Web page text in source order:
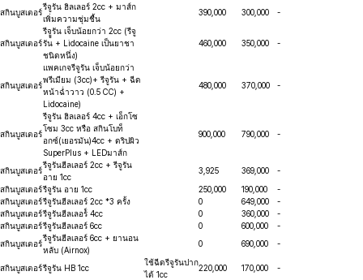
สกินบูสเตอร์
รีจูรัน ฮิลเลอร์ 2cc + มาส์ก
เพิ่มความชุ่มชื้น
390,000 300,000 -
สกินบูสเตอร์
รีจููรัน เจ็บน้อยกว่า 2cc (รีจู
รัน + Lidocaine เป็นยาชา
ชนิดหนึ่ง)
460,000 350,000 -
สกินบูสเตอร์
แพคเกจรีจูรัน เจ็บน้อยกว่า
พรีเมียม (3cc)+ รีจูรัน + ฉีด
หน้าฉ่ำวาว (0.5 CC) +
Lidocaine)
480,000 370,000 -
สกินบูสเตอร์
รีจูรัน ฮิลเลอร์ 4cc + เอ็กโซ
โซม 3cc หรือ สกินโบท็
อกซ์(เยอรมัน)4cc + ดริปผิว
SuperPlus + LEDมาส์ก
900,000 790,000 -
สกินบูสเตอร์
รีจูรันฮีลเลอร์ 2cc + รีจูรัน
อาย 1cc
3,925 369,000 -
สกินบูสเตอร์รีจูรัน อาย 1cc 250,000 190,000
-
สกินบูสเตอร์รีจูรันฮีลเลอร์ 2cc *3 ครั้ง 0 649,000
-
สกินบูสเตอร์รีจูรันฮีลเลอร์์ 4cc 0 360,000
-
สกินบูสเตอร์รีจูรันฮีลเลอร์ 6cc 0 600,000
-
สกินบูสเตอร์
รีจูรันฮีลเลอร์ 6cc + ยานอน
หลับ (Airnox)
0 690,000 -
สกินบูสเตอร์รีจูรัน HB 1cc
ใช้ฉีดรีจูรันปาก
ได้ 1cc
220,000 170,000 -